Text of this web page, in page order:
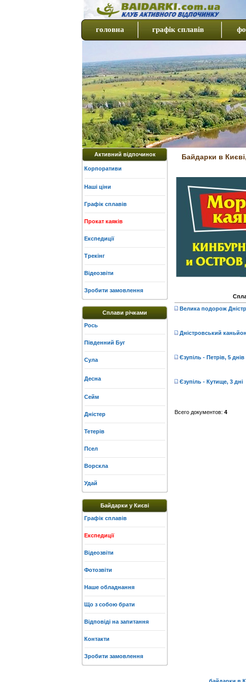
головна графік сплавів
Активний відпочинок
Корпоративи
Наші ціни
Графік сплавів
Прокат каяків
Експедиції
Трекінг
Відеозвіти
Зробити замовлення
Сплави річками
Рось
Південний Буг
Сула
Десна
Сейм
Дністер
Тетерів
Псел
Ворскла
Удай
Байдарки у Києві
Графік сплавів
Експедиції
Відеозвіти
Фотозвіти
Наше обладнання
Що з собою брати
Відповіді на запитання
Контакти
Зробити замовлення
Байдарки в
Велика подорож
Дністровський
Єзупіль - Петрів, 5 днів
Єзупіль - Кутище, 3 дні
Всего документов: 4